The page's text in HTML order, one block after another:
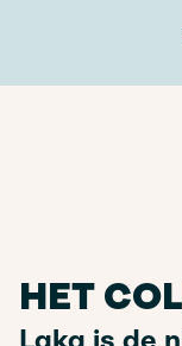
HET